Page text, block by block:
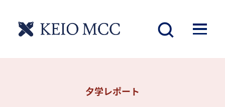
夕学レポート